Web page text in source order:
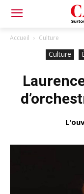
Accueil Culture
Culture